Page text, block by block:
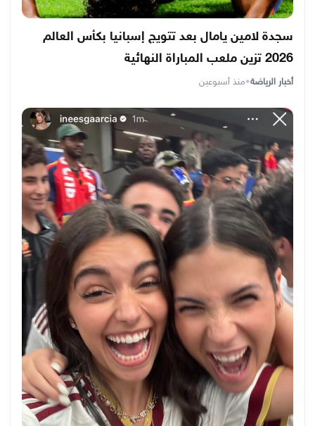
سجدة لامين يامال بعد تتويج إسبانيا بكأس العالم
2026 تزين ملعب المباراة النهائية
أخبار الرياضة•منذ أسبوعين